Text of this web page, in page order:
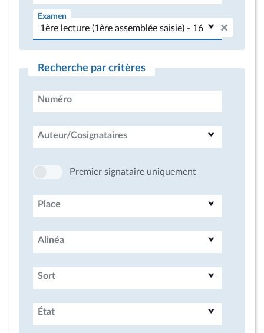
Examen
Recherche par critères
Numéro
Auteur/Cosignataires
Premier signataire uniquement
Place
Alinéa
Sort
État